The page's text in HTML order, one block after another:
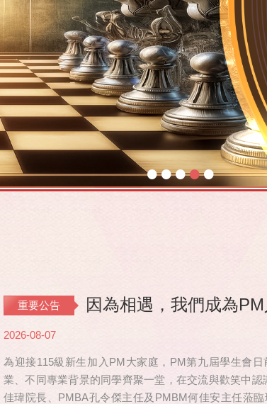
•••••
重要公告 因為相遇，我們成為
2026-08-07
為迎接115級新生加入PM大家庭，PM第九屆學生會
業、不同專業背景的同學齊聚一堂，在交流與歡笑中
佳瑋院長、PMBA孔令傑主任及PMBM何佳安主任蒞